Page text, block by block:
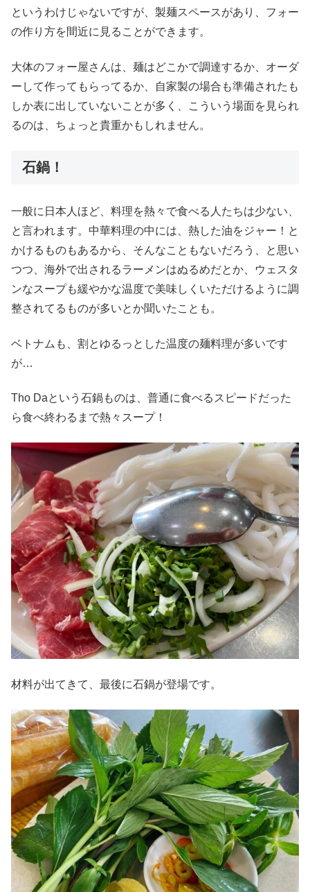
というわけじゃないですが、製麺スペースがあり、フォー
の作り方を間近に見ることができます。
大体のフォー屋さんは、麺はどこかで調達するか、オーダ
ーして作ってもらってるか、自家製の場合も準備されたも
しか表に出していないことが多く、こういう場面を見られ
るのは、ちょっと貴重かもしれません。
石鍋！
一般に日本人ほど、料理を熱々で食べる人たちは少ない、
と言われます。中華料理の中には、熱した油をジャー！と
かけるものもあるから、そんなこともないだろう、と思い
つつ、海外で出されるラーメンはぬるめだとか、ウェスタ
ンなスープも緩やかな温度で美味しくいただけるように調
整されてるものが多いとか聞いたことも。
ベトナムも、割とゆるっとした温度の麺料理が多いです
が…
Tho Daという石鍋ものは、普通に食べるスピードだった
ら食べ終わるまで熱々スープ！
材料が出てきて、最後に石鍋が登場です。